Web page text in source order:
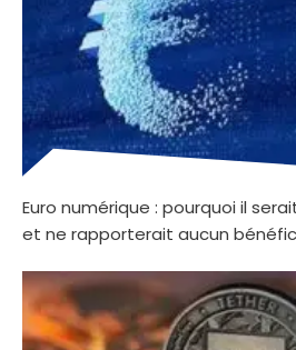
Euro numérique : pourquoi il
et ne rapporterait aucun